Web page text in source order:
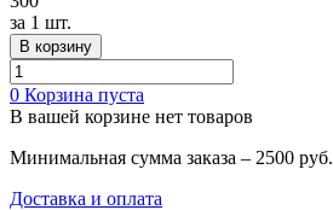
за 1 шт.
В корзину
0 Корзина пуста
В вашей корзине нет товаров
Минимальная сумма заказа – 2500 руб.
Доставка и оплата